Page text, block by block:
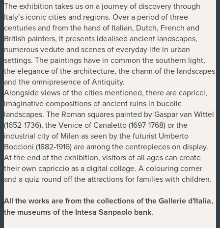
The exhibition takes us on a journey of discovery through
Italy’s iconic cities and regions. Over a period of three
centuries and from the hand of Italian, Dutch, French and
British painters, it presents idealised ancient landscapes,
numerous vedute and scenes of everyday life in urban
settings. The paintings have in common the southern light,
the elegance of the architecture, the charm of the landscapes
and the omnipresence of Antiquity.
Alongside views of the cities mentioned, there are capricci,
imaginative compositions of ancient ruins in bucolic
landscapes. The Roman squares painted by Gaspar van Wittel
(1652-1736), the Venice of Canaletto (1697-1768) or the
industrial city of Milan as seen by the futurist Umberto
Boccioni (1882-1916) are among the centrepieces on display.
At the end of the exhibition, visitors of all ages can create
their own capriccio as a digital collage. A colouring corner
and a quiz round off the attractions for families with children.
All the works are from the collections of the Gallerie d'Italia,
the museums of the Intesa Sanpaolo bank.